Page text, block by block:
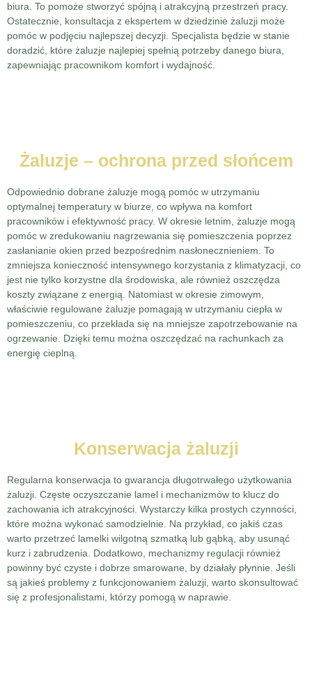
biura. To pomoże stworzyć spójną i atrakcyjną przestrzeń pracy.
Ostatecznie, konsultacja z ekspertem w dziedzinie żaluzji może
pomóc w podjęciu najlepszej decyzji. Specjalista będzie w stanie
doradzić, które żaluzje najlepiej spełnią potrzeby danego biura,
zapewniając pracownikom komfort i wydajność.
Żaluzje – ochrona przed słońcem
Odpowiednio dobrane żaluzje mogą pomóc w utrzymaniu
optymalnej temperatury w biurze, co wpływa na komfort
pracowników i efektywność pracy. W okresie letnim, żaluzje mogą
pomóc w zredukowaniu nagrzewania się pomieszczenia poprzez
zasłanianie okien przed bezpośrednim nasłonecznieniem. To
zmniejsza konieczność intensywnego korzystania z klimatyzacji, co
jest nie tylko korzystne dla środowiska, ale również oszczędza
koszty związane z energią. Natomiast w okresie zimowym,
właściwie regulowane żaluzje pomagają w utrzymaniu ciepła w
pomieszczeniu, co przekłada się na mniejsze zapotrzebowanie na
ogrzewanie. Dzięki temu można oszczędzać na rachunkach za
energię cieplną.
Konserwacja żaluzji
Regularna konserwacja to gwarancja długotrwałego użytkowania
żaluzji. Częste oczyszczanie lamel i mechanizmów to klucz do
zachowania ich atrakcyjności. Wystarczy kilka prostych czynności,
które można wykonać samodzielnie. Na przykład, co jakiś czas
warto przetrzeć lamelki wilgotną szmatką lub gąbką, aby usunąć
kurz i zabrudzenia. Dodatkowo, mechanizmy regulacji również
powinny być czyste i dobrze smarowane, by działały płynnie. Jeśli
są jakieś problemy z funkcjonowaniem żaluzji, warto skonsultować
się z profesjonalistami, którzy pomogą w naprawie.